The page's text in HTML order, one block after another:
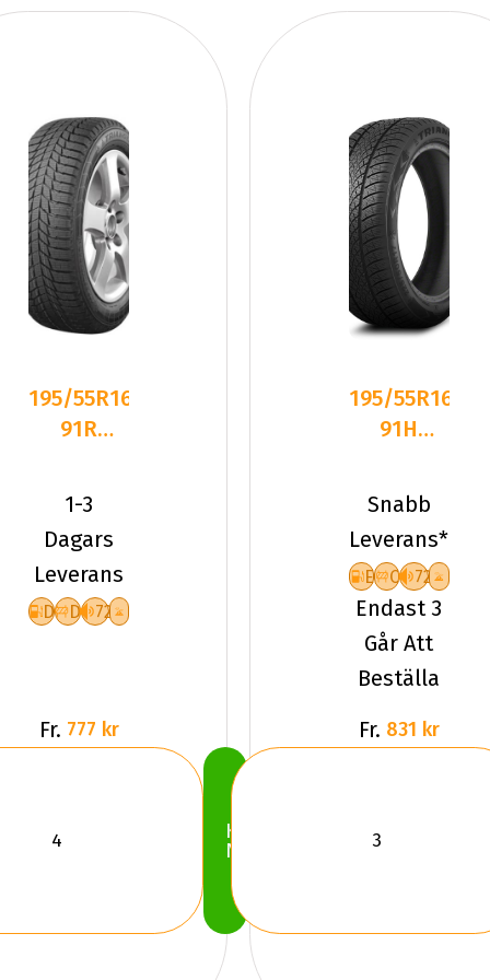
195/55R16
91R
PL01 XL
2025
1-3
Dagars
Leverans
D D 72
Fr. 777 kr
Köp
Nu
195/55R16
91H
TW401 XL
2025
Snabb
Leverans*
E C 72
Endast 3
Går Att
Beställa
Fr. 831 kr